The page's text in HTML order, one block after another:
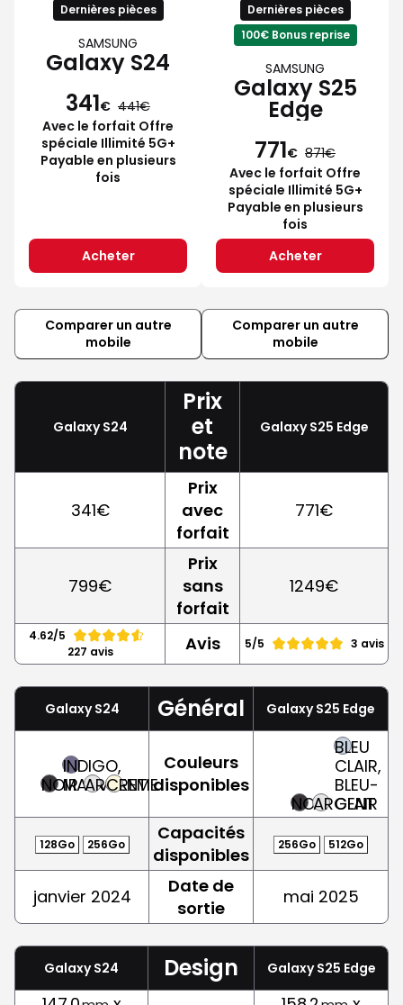
Dernières pièces
SAMSUNG
Galaxy S24
341€ 441
Avec le forfait Offre
spéciale Illimité 5G+
Payable en plusieurs
fois
Acheter
Dernières pièces
100€ Bonus reprise
SAMSUNG
Galaxy S25
Edge
771€ 871
Avec le forfait Offre
spéciale Illimité 5G+
Payable en plusieurs
fois
Acheter
Comparer un autre
mobile
Comparer un autre
mobile
Galaxy S24
Prix
et
note
Galaxy S25 Edge
341€
Prix
avec
forfait
771€
799€
Prix
sans
forfait
1249€
4.62/5
227 avis
Avis 5/5 3 avis
Galaxy S24 Général Galaxy S25 Edge
NOIR
INDIGO,
MAUVE
ARGENT
CREME
Couleurs
disponibles
NOIRARGENT
BLEU
CLAIR,
BLEU-
CLAIR
128Go 256Go
Capacités
disponibles
256Go 512Go
janvier 2024
Date de
sortie
mai 2025
Galaxy S24 Design Galaxy S25 Edge